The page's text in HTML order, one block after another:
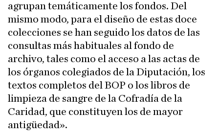
agrupan temáticamente los fondos. Del
mismo modo, para el diseño de estas doce
colecciones se han seguido los datos de las
consultas más habituales al fondo de
archivo, tales como el acceso a las actas de
los órganos colegiados de la Diputación, los
textos completos del BOP o los libros de
limpieza de sangre de la Cofradía de la
Caridad, que constituyen los de mayor
antigüedad».